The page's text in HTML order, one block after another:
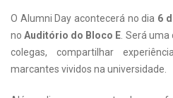
O Alumni Day acontecerá no dia 6
noAuditório do Bloco E . Será
colegas, compartilhar
marcantes vividos na universidade.